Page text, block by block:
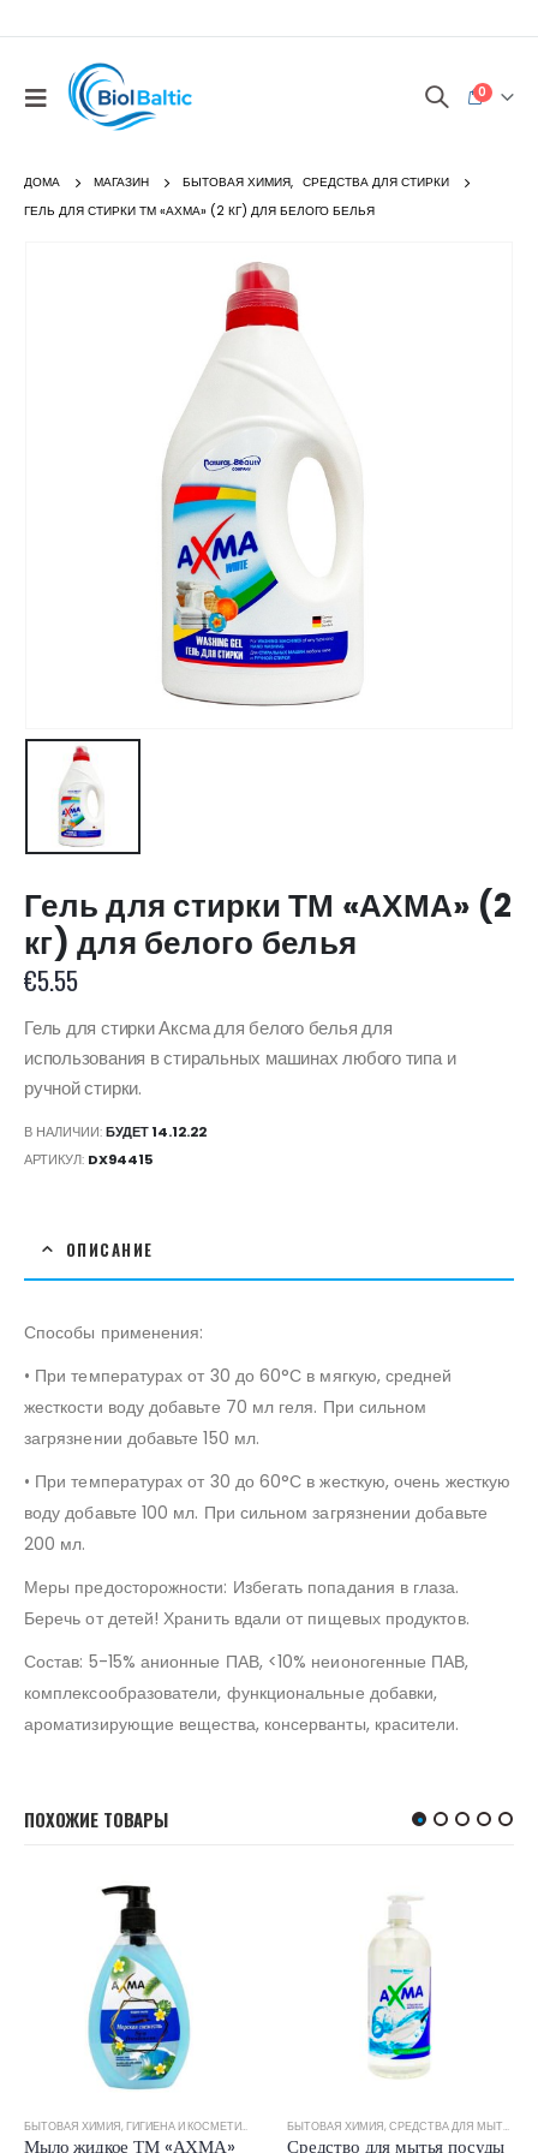
0
ДОМА МАГАЗИН БЫТОВАЯ ХИМИЯ, СРЕДСТВА ДЛЯ СТИРКИ
ГЕЛЬ ДЛЯ СТИРКИ ТМ «АХМА» (2 КГ) ДЛЯ БЕЛОГО БЕЛЬЯ
Гель для стирки ТМ «АХМА» (2
кг) для белого белья
€5.55
Гель для стирки Аксма для белого белья для
использования в стиральных машинах любого типа и
ручной стирки.
В НАЛИЧИИ:БУДЕТ 14.12.22
АРТИКУЛ: DX94415
ОПИСАНИЕ
Способы применения:
• При температурах от 30 до 60°С в мягкую, средней
жесткости воду добавьте 70 мл геля. При сильном
загрязнении добавьте 150 мл.
• При температурах от 30 до 60°С в жесткую, очень жесткую
воду добавьте 100 мл. При сильном загрязнении добавьте
200 мл.
Меры предосторожности: Избегать попадания в глаза.
Беречь от детей! Хранить вдали от пищевых продуктов.
Состав: 5-15% анионные ПАВ, <10% неионогенные ПАВ,
комплексообразователи, функциональные добавки,
ароматизирующие вещества, консерванты, красители.
ПОХОЖИЕ ТОВАРЫ
БЫТОВАЯ ХИМИЯ, ГИГИЕНА И КОСМЕТИКА
Мыло жидкое ТМ «АХМА»
БЫТОВАЯ ХИМИЯ, СРЕДСТВА ДЛЯ МЫТЬЯ ПОСУДЫ
Средство для мытья посуды